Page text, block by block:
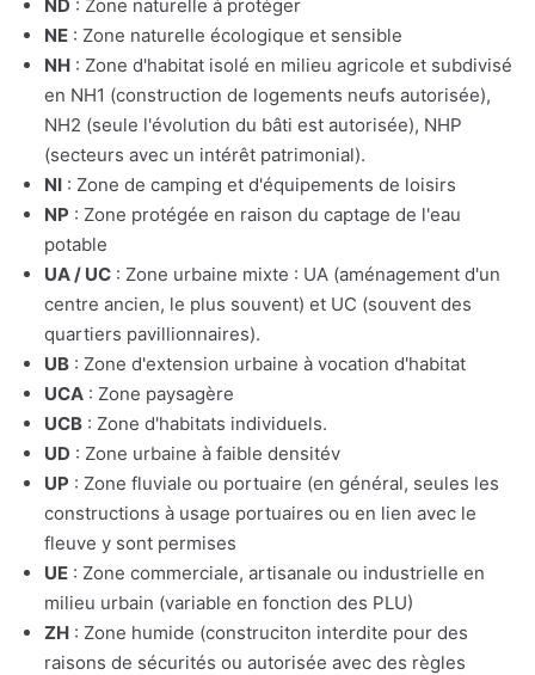
ND : Zone naturelle à protéger
NE : Zone naturelle écologique et sensible
NH : Zone d'habitat isolé en milieu agricole et subdivisé
en NH1 (construction de logements neufs autorisée),
NH2 (seule l'évolution du bâti est autorisée), NHP
(secteurs avec un intérêt patrimonial).
NI : Zone de camping et d'équipements de loisirs
NP : Zone protégée en raison du captage de l'eau
potable
UA / UC : Zone urbaine mixte : UA (aménagement d'un
centre ancien, le plus souvent) et UC (souvent des
quartiers pavillionnaires).
UB : Zone d'extension urbaine à vocation d'habitat
UCA : Zone paysagère
UCB : Zone d'habitats individuels.
UD : Zone urbaine à faible densitév
UP : Zone fluviale ou portuaire (en général, seules les
constructions à usage portuaires ou en lien avec le
fleuve y sont permises
UE : Zone commerciale, artisanale ou industrielle en
milieu urbain (variable en fonction des PLU)
ZH : Zone humide (construciton interdite pour des
raisons de sécurités ou autorisée avec des règles